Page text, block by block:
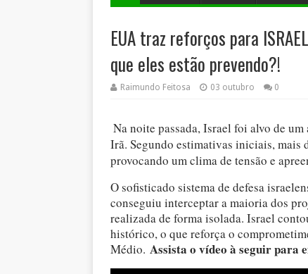
EUA traz reforços para
que eles estão prevendo?!
Raimundo Feitosa 03 outubro 0
Na noite passada, Israel foi alvo de
Irã. Segundo estimativas iniciais, mais
provocando um clima de tensão e
O sofisticado sistema de defesa
conseguiu interceptar a maioria dos
realizada de forma isolada. Israel
histórico, o que reforça o
Médio. Assista o vídeo à seguir para